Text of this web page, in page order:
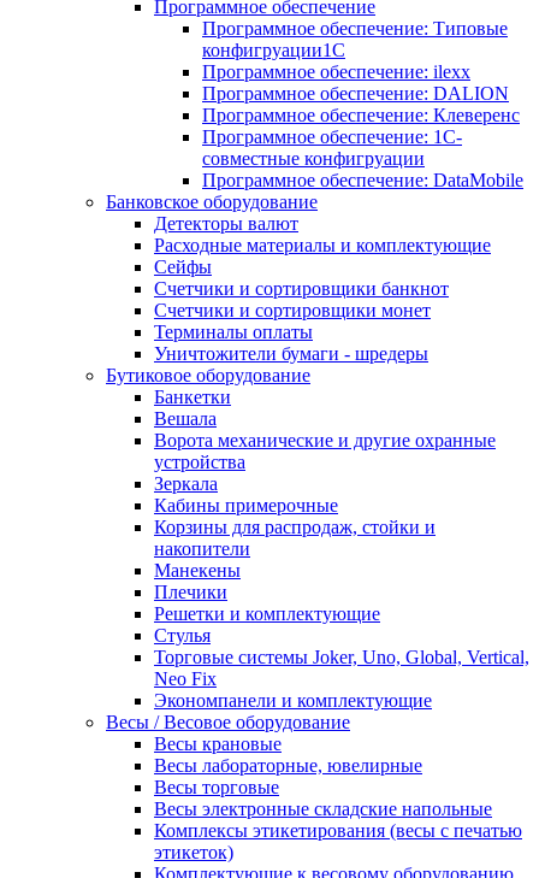
Программное обеспечение
Программное обеспечение: Типовые
конфигруации1С
Программное обеспечение: ilexx
Программное обеспечение: DALION
Программное обеспечение: Клеверенс
Программное обеспечение: 1С-
совместные конфигруации
Программное обеспечение: DataMobile
Банковское оборудование
Детекторы валют
Расходные материалы и комплектующие
Сейфы
Счетчики и сортировщики банкнот
Счетчики и сортировщики монет
Терминалы оплаты
Уничтожители бумаги - шредеры
Бутиковое оборудование
Банкетки
Вешала
Ворота механические и другие охранные
устройства
Зеркала
Кабины примерочные
Корзины для распродаж, стойки и
накопители
Манекены
Плечики
Решетки и комплектующие
Стулья
Торговые системы Joker, Uno, Global, Vertical,
Neo Fix
Экономпанели и комплектующие
Весы / Весовое оборудование
Весы крановые
Весы лабораторные, ювелирные
Весы торговые
Весы электронные складские напольные
Комплексы этикетирования (весы с печатью
этикеток)
Комплектующие к весовому оборудованию